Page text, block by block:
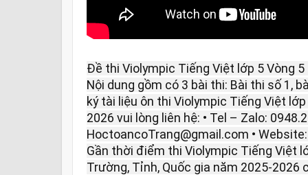
Đề thi Violympic Tiếng Việt lớp 5 Vòng
Nội dung gồm có 3 bài thi: Bài thi số 1,
ký tài liệu ôn thi Violympic Tiếng Việt
2026 vui lòng liên hệ: • Tel – Zalo:
HoctoancoTrang@gmail.com •
Gần thời điểm thi Violympic Tiếng Việt
Trường, Tỉnh, Quốc gia năm 2025-2026